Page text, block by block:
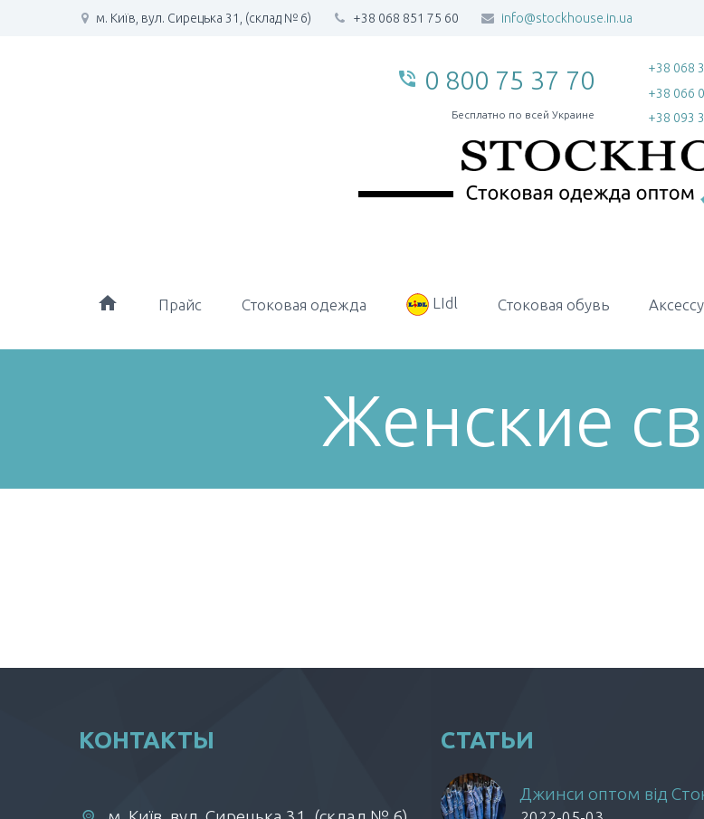
м. Київ, вул. Сирецька 31, (склад № 6) +38 068 851 75 60 info@stockhouse.in.ua
phone_in_talk 0 800 75 37 70
Бесплатно по всей Украине
+38 068
+38 066
+38 093
home Прайс Стоковая одежда LIdl Стоковая обувь
Женские
КОНТАКТЫ СТАТЬИ
Джинси оптом від